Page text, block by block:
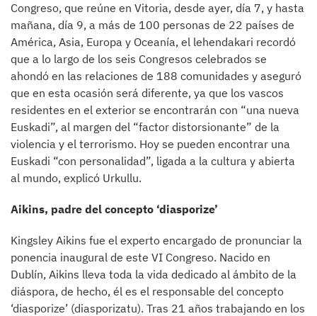
Congreso, que reúne en Vitoria, desde ayer, día 7, y hasta
mañana, día 9, a más de 100 personas de 22 países de
América, Asia, Europa y Oceanía, el lehendakari recordó
que a lo largo de los seis Congresos celebrados se
ahondó en las relaciones de 188 comunidades y aseguró
que en esta ocasión será diferente, ya que los vascos
residentes en el exterior se encontrarán con “una nueva
Euskadi”, al margen del “factor distorsionante” de la
violencia y el terrorismo. Hoy se pueden encontrar una
Euskadi “con personalidad”, ligada a la cultura y abierta
al mundo, explicó Urkullu.
Aikins, padre del concepto ‘diasporize’
Kingsley Aikins fue el experto encargado de pronunciar la
ponencia inaugural de este VI Congreso. Nacido en
Dublín, Aikins lleva toda la vida dedicado al ámbito de la
diáspora, de hecho, él es el responsable del concepto
‘diasporize’ (diasporizatu). Tras 21 años trabajando en los